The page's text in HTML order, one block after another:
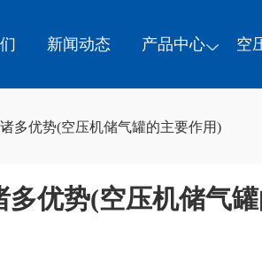
新闻动态 产品中心 空
多优势(空压机储气罐的主要作用)
优势(空压机储气